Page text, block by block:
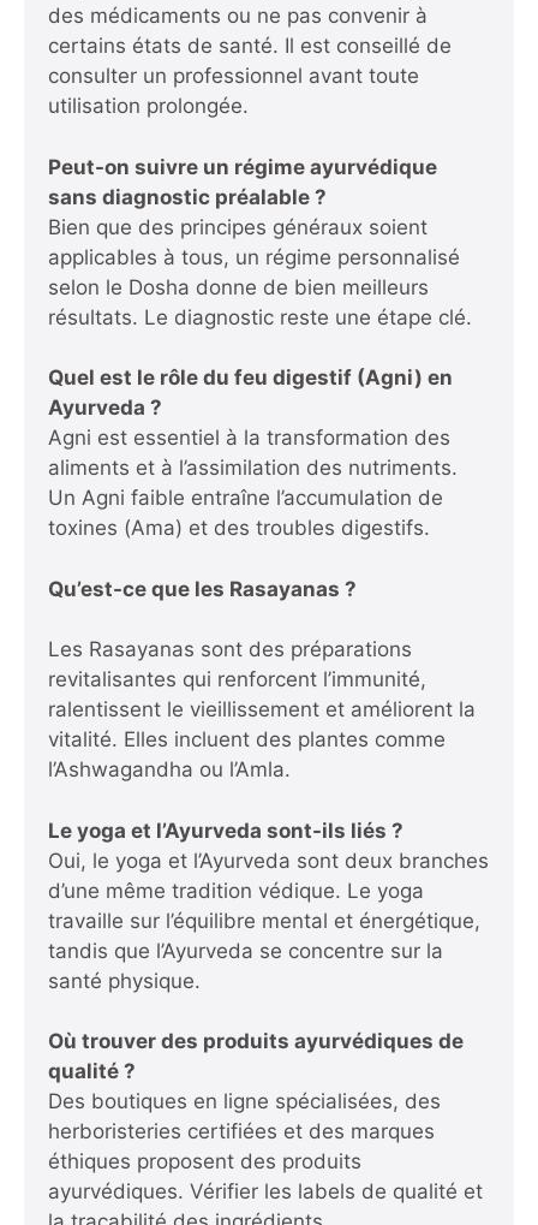
des médicaments ou ne pas convenir à
certains états de santé. Il est conseillé de
consulter un professionnel avant toute
utilisation prolongée.
Peut-on suivre un régime ayurvédique
sans diagnostic préalable ?
Bien que des principes généraux soient
applicables à tous, un régime personnalisé
selon le Dosha donne de bien meilleurs
résultats. Le diagnostic reste une étape clé.
Quel est le rôle du feu digestif (Agni) en
Ayurveda ?
Agni est essentiel à la transformation des
aliments et à l’assimilation des nutriments.
Un Agni faible entraîne l’accumulation de
toxines (Ama) et des troubles digestifs.
Qu’est-ce que les Rasayanas ?
Les Rasayanas sont des préparations
revitalisantes qui renforcent l’immunité,
ralentissent le vieillissement et améliorent la
vitalité. Elles incluent des plantes comme
l’Ashwagandha ou l’Amla.
Le yoga et l’Ayurveda sont-ils liés ?
Oui, le yoga et l’Ayurveda sont deux branches
d’une même tradition védique. Le yoga
travaille sur l’équilibre mental et énergétique,
tandis que l’Ayurveda se concentre sur la
santé physique.
Où trouver des produits ayurvédiques de
qualité ?
Des boutiques en ligne spécialisées, des
herboristeries certifiées et des marques
éthiques proposent des produits
ayurvédiques. Vérifier les labels de qualité et